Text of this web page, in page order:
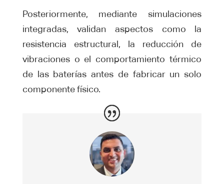
Posteriormente, mediante simulaciones
integradas, validan aspectos como la
resistencia estructural, la reducción de
vibraciones o el comportamiento térmico
de las baterías antes de fabricar un solo
componente físico.